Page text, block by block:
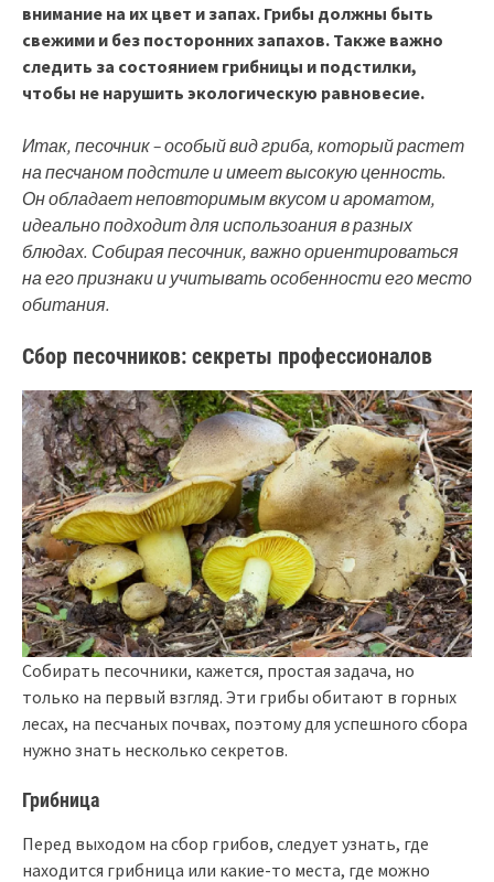
внимание на их цвет и запах. Грибы должны быть
свежими и без посторонних запахов. Также важно
следить за состоянием грибницы и подстилки,
чтобы не нарушить экологическую равновесие.
Итак, песочник – особый вид гриба, который растет
на песчаном подстиле и имеет высокую ценность.
Он обладает неповторимым вкусом и ароматом,
идеально подходит для использоания в разных
блюдах. Собирая песочник, важно ориентироваться
на его признаки и учитывать особенности его место
обитания.
Сбор песочников: секреты профессионалов
Собирать песочники, кажется, простая задача, но
только на первый взгляд. Эти грибы обитают в горных
лесах, на песчаных почвах, поэтому для успешного сбора
нужно знать несколько секретов.
Грибница
Перед выходом на сбор грибов, следует узнать, где
находится грибница или какие-то места, где можно